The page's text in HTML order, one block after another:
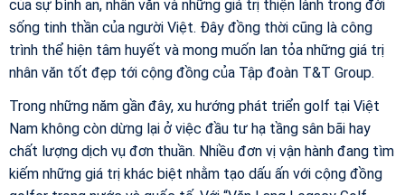
của sự bình an, nhân văn và những giá trị thiện lành trong đời
sống tinh thần của người Việt. Đây đồng thời cũng là công
trình thể hiện tâm huyết và mong muốn lan tỏa những giá trị
nhân văn tốt đẹp tới cộng đồng của Tập đoàn T&T Group.
Trong những năm gần đây, xu hướng phát triển golf tại Việt
Nam không còn dừng lại ở việc đầu tư hạ tầng sân bãi hay
chất lượng dịch vụ đơn thuần. Nhiều đơn vị vận hành đang tìm
kiếm những giá trị khác biệt nhằm tạo dấu ấn với cộng đồng